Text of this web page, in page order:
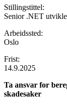
Stillingstittel:
Senior .NET
Arbeidssted:
Oslo
Frist:
14.9.2025
Ta ansvar for
skadesaker